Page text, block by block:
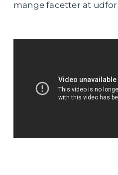
mange facetter at